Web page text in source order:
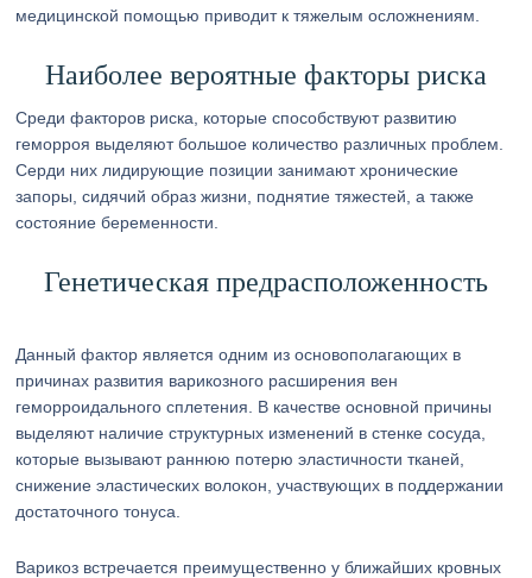
медицинской помощью приводит к тяжелым осложнениям.
Наиболее вероятные факторы риска
Среди факторов риска, которые способствуют развитию
геморроя выделяют большое количество различных проблем.
Серди них лидирующие позиции занимают хронические
запоры, сидячий образ жизни, поднятие тяжестей, а также
состояние беременности.
Генетическая предрасположенность
Данный фактор является одним из основополагающих в
причинах развития варикозного расширения вен
геморроидального сплетения. В качестве основной причины
выделяют наличие структурных изменений в стенке сосуда,
которые вызывают раннюю потерю эластичности тканей,
снижение эластических волокон, участвующих в поддержании
достаточного тонуса.
Варикоз встречается преимущественно у ближайших кровных